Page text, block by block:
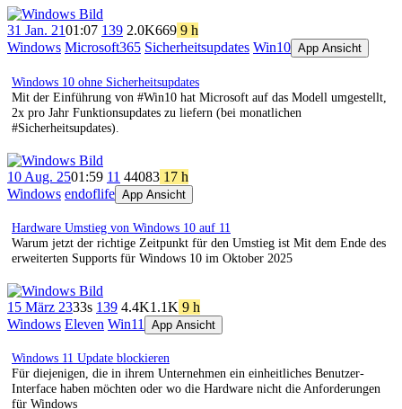
31 Jan. 2101:07 139 2.0K669 9 h
Windows Microsoft365 Sicherheitsupdates Win10 App Ansicht
Windows 10 ohne Sicherheitsupdates
Mit der Einführung von #Win10 hat Microsoft auf das Modell umgestellt,
2x pro Jahr Funktionsupdates zu liefern (bei monatlichen
#Sicherheitsupdates).
10 Aug. 2501:59 11 44083 17 h
Windows endoflife App Ansicht
Hardware Umstieg von Windows 10 auf 11
Warum jetzt der richtige Zeitpunkt für den Umstieg ist Mit dem Ende des
erweiterten Supports für Windows 10 im Oktober 2025
15 März 2333s 139 4.4K1.1K 9 h
Windows Eleven Win11 App Ansicht
Windows 11 Update blockieren
Für diejenigen, die in ihrem Unternehmen ein einheitliches Benutzer-
Interface haben möchten oder wo die Hardware nicht die Anforderungen
für Windows